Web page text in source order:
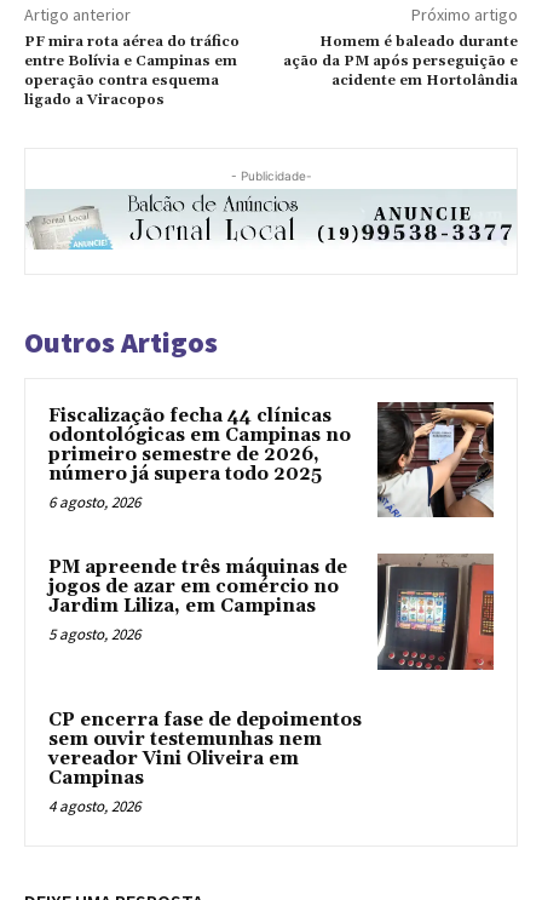
Artigo anterior
PF mira rota aérea do tráfico
entre Bolívia e Campinas em
operação contra esquema
ligado a Viracopos
Próximo artigo
Homem é baleado durante
ação da PM após perseguição e
acidente em Hortolândia
- Publicidade-
Outros Artigos
Fiscalização fecha 44 clínicas
odontológicas em Campinas no
primeiro semestre de 2026,
número já supera todo 2025
6 agosto, 2026
PM apreende três máquinas de
jogos de azar em comércio no
Jardim Liliza, em Campinas
5 agosto, 2026
CP encerra fase de depoimentos
sem ouvir testemunhas nem
vereador Vini Oliveira em
Campinas
4 agosto, 2026